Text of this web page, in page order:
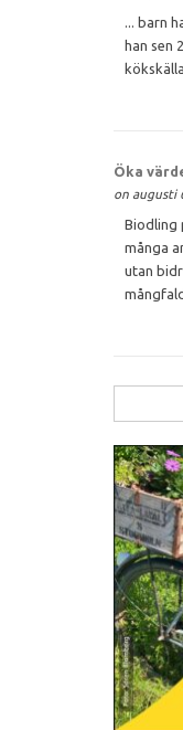
... barn
han sen
Öka
on augusti
Biodling
många
utan
efter: